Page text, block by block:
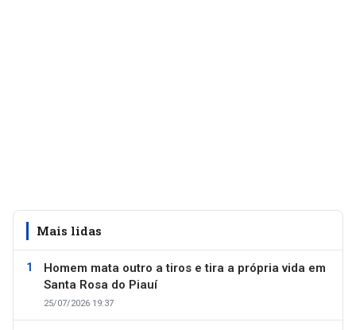
Mais lidas
Homem mata outro a tiros e tira a própria vida em
Santa Rosa do Piauí
25/07/2026 19:37